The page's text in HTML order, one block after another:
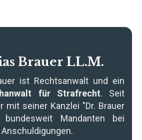
Brauer LL.M.
ist Rechtsanwalt und ein
für Strafrecht. Seit
mit seiner Kanzlei "Dr. Brauer
bundesweit Mandanten bei